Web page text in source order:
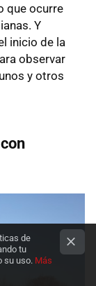
que ocurre
Y
inicio de la
observar
y otros
de
tu
su uso. Más